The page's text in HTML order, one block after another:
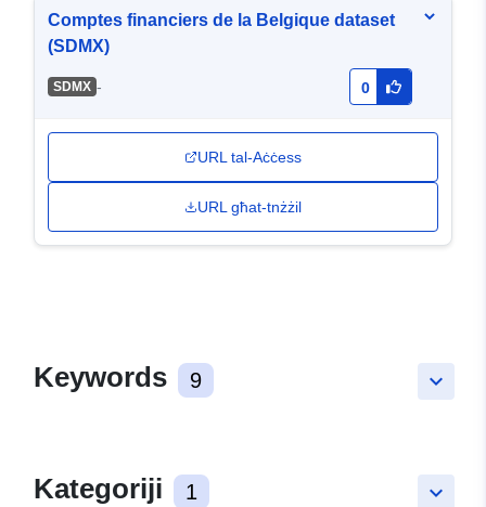
Comptes financiers de la Belgique dataset
(SDMX)
SDMX - 0
URL tal-Aċċess
URL għat-tnżżil
keyboard_arrow_down
Keywords 9
keyboard_arrow_down
Kategoriji 1